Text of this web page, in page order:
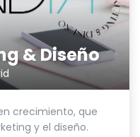
& Diseño
crecimiento, que
y el diseño.